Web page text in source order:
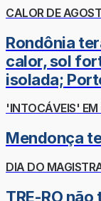
CALOR DE
Rondônia
calor, sol
isolada;
'INTOCÁVEIS'
Mendonça
DIA DO
TRE-RO